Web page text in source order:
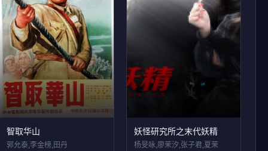
智取华山
郭允泰,李金榜,田丹
妖怪研究所之末代妖精
杨旻咏,廖茉汐,张子君,夏茉